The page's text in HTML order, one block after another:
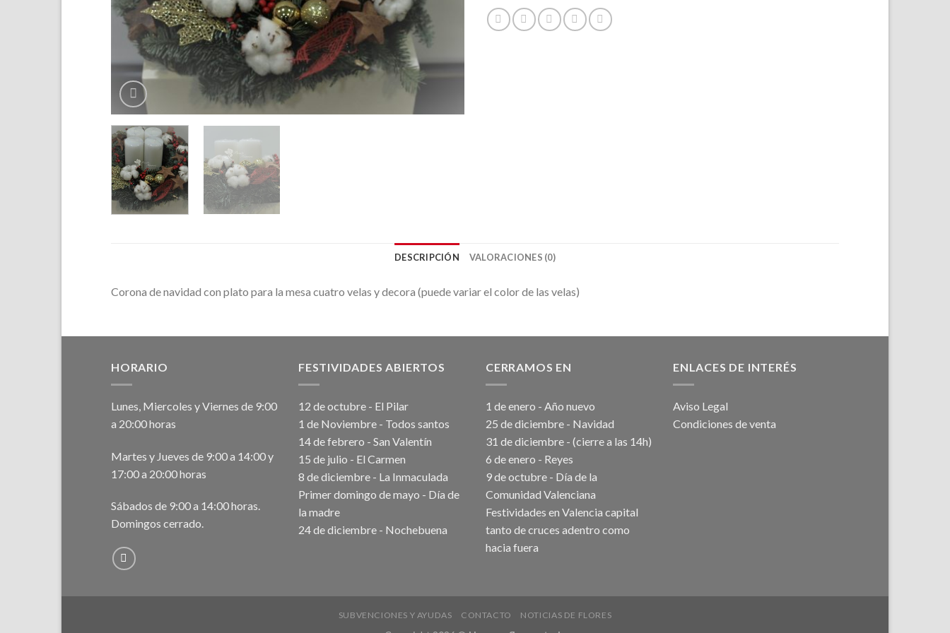
DESCRIPCIÓN VALORACIONES (0)
Corona de navidad con plato para la mesa cuatro velas y decora (puede variar el color de las velas)
HORARIO
Lunes, Miercoles y Viernes de 9:00
a 20:00 horas
Martes y Jueves de 9:00 a 14:00 y
17:00 a 20:00 horas
Sábados de 9:00 a 14:00 horas.
Domingos cerrado.
FESTIVIDADES ABIERTOS
12 de octubre - El Pilar
1 de Noviembre - Todos santos
14 de febrero - San Valentín
15 de julio - El Carmen
8 de diciembre - La Inmaculada
Primer domingo de mayo - Día de
la madre
24 de diciembre - Nochebuena
CERRAMOS EN
1 de enero - Año nuevo
25 de diciembre - Navidad
31 de diciembre - (cierre a las 14h)
6 de enero - Reyes
9 de octubre - Día de la
Comunidad Valenciana
Festividades en Valencia capital
tanto de cruces adentro como
hacia fuera
ENLACES DE INTERÉS
Aviso Legal
Condiciones de venta
SUBVENCIONES Y AYUDAS CONTACTO NOTICIAS DE FLORES